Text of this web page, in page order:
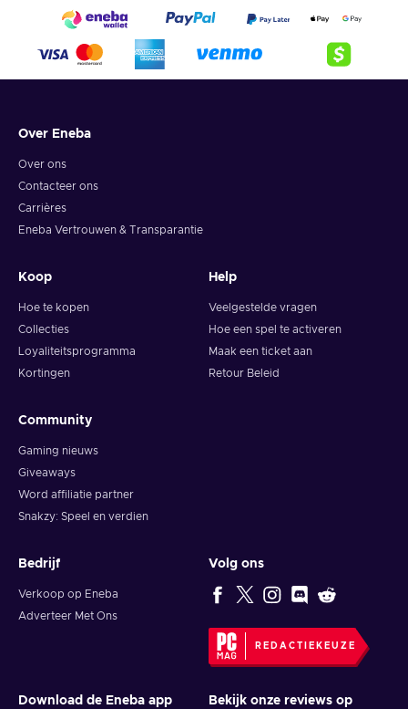
Over Eneba
Over ons
Contacteer ons
Carrières
Eneba Vertrouwen & Transparantie
Koop
Hoe te kopen
Collecties
Loyaliteitsprogramma
Kortingen
Help
Veelgestelde vragen
Hoe een spel te activeren
Maak een ticket aan
Retour Beleid
Community
Gaming nieuws
Giveaways
Word affiliatie partner
Snakzy: Speel en verdien
Bedrijf
Verkoop op Eneba
Adverteer Met Ons
Volg ons
REDACTIEKEUZE
Download de Eneba app Bekijk onze reviews op